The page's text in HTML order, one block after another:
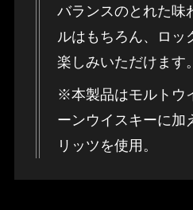
バランスのとれた味
ルはもちろん、ロッ
楽しみいただけます。
※本製品はモルトウ
ーンウイスキーに加
リッツを使用。